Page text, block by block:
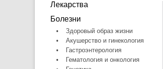
Лекарства
Болезни
•
Здоровый образ жизни
•
Акушерство и гинекология
•
Гастроэнтерология
•
Гематология и онкология